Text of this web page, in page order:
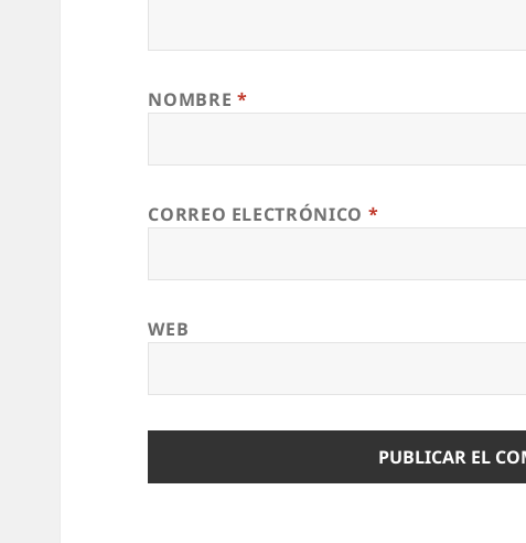
NOMBRE *
CORREO ELECTRÓNICO *
WEB